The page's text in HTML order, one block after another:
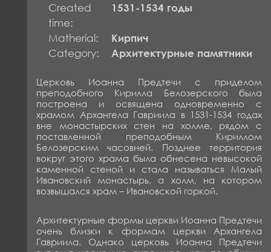
Created
time:
1531-1534 годы
Matherial:
Кирпич
Category:
Архитектурные памятники
Церковь Иоанна Предтечи с приделом
преподобного Кирилла Белозерского была
построена и освящена одновременно с
храмом Архангела Гавриила в 1531-1534 годах
вне монастырских стен на холме, рядом с
поставленной преподобным Кириллом
Белозерским часовней. Позднее территория
вокруг этого храма была обнесена невысокой
каменной стеной и стала называться Малый
Ивановский монастырь, а холм, на котором
возвышался храм – Ивановской горкой.
Архитектурные формы церкви Иоанна Предтечи
очень близки к формам церкви Архангела
Гавриила. Однако церковь Иоанна Предтечи